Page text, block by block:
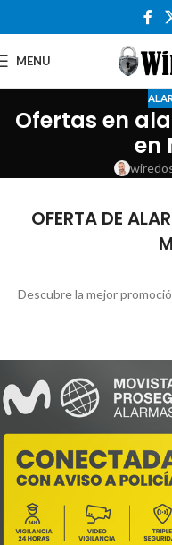
MENU
Ofertas en
en
OFERTA DE
Descubre la mejor